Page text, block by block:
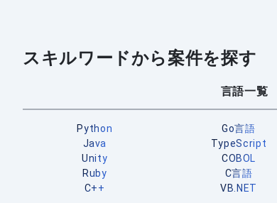
スキルワードから案件を探す
言語一覧
Python Go言語
Java
TypeScript
Unity
COBOL
Ruby
C言語
C++
VB.NET